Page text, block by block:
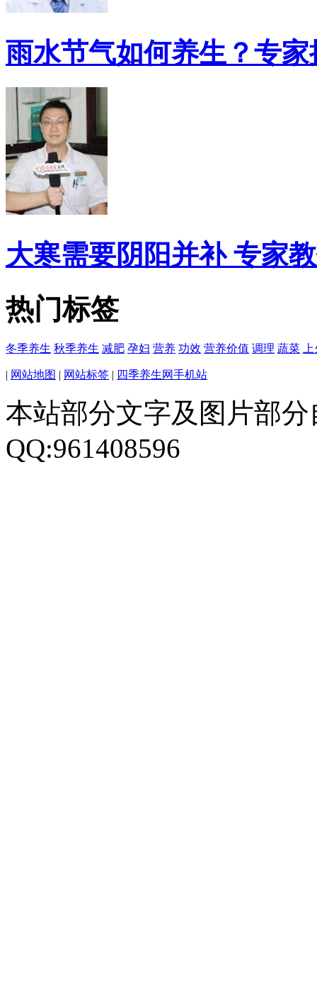
雨水节气如何养生？专
大寒需要阴阳并补 专家
热门标签
冬季养生 秋季养生 减肥 孕妇 营养 功效 营养价值 调理 蔬菜 上
网站地图 网站标签 四季养生网手机站
本站部分文字及图片部
QQ:961408596